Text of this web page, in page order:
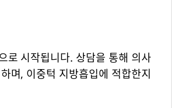
로 시작됩니다. 상담을 통해 의사
며, 이중턱 지방흡입에 적합한지